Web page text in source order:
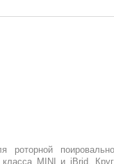
роторной
MINI и iBrid.